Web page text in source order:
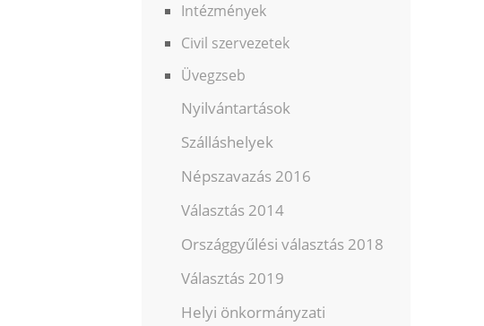
Intézmények
Civil szervezetek
Üvegzseb
Nyilvántartások
Szálláshelyek
Népszavazás 2016
Választás 2014
Országgyűlési választás 2018
Választás 2019
Helyi önkormányzati